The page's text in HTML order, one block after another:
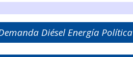
Diésel Energía Política